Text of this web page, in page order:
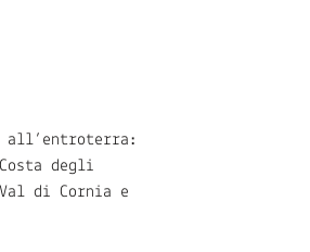
all’entroterra:
degli
di Cornia e